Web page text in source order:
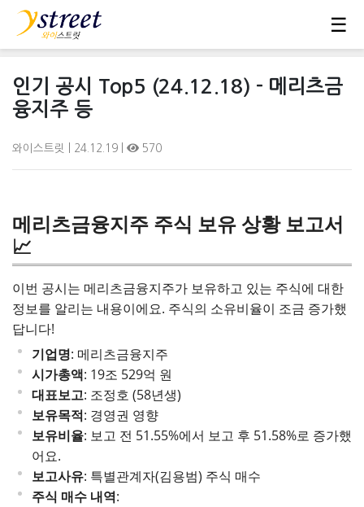
☰
인기 공시 Top5 (24.12.18) - 메리츠금
융지주 등
와이스트릿 | 24.12.19 | 570
메리츠금융지주 주식 보유 상황 보고서
📈
이번 공시는 메리츠금융지주가 보유하고 있는 주식에 대한
정보를 알리는 내용이에요. 주식의 소유비율이 조금 증가했
답니다!
기업명: 메리츠금융지주
시가총액: 19조 529억 원
대표보고: 조정호 (58년생)
보유목적: 경영권 영향
보유비율: 보고 전 51.55%에서 보고 후 51.58%로 증가했
어요.
보고사유: 특별관계자(김용범) 주식 매수
주식 매수 내역: